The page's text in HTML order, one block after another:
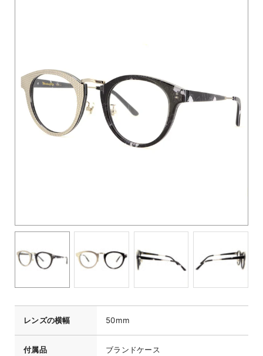
レンズの横幅 50mm
付属品 ブランドケース